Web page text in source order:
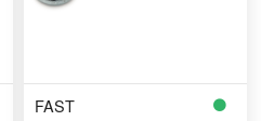
FAST